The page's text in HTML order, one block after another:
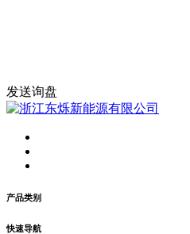
发送询盘
产品类别
快速导航